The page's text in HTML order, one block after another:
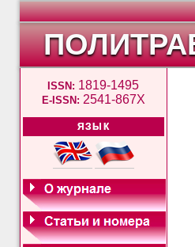
ISSN: 1819-1495
E-ISSN: 2541-867X
ЯЗЫК